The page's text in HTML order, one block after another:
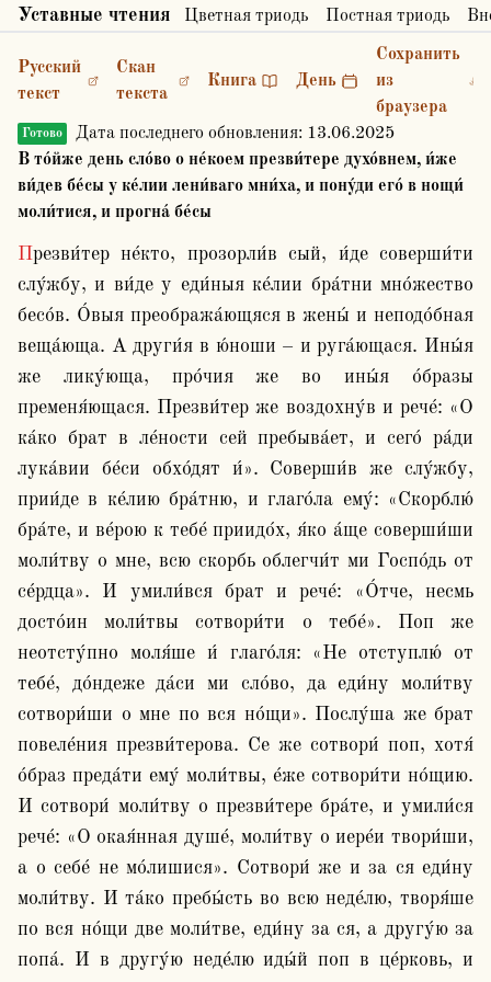
Уставные чтения Цветная триодь Постная триодь
Русский
текст
Скан
текста
Книга День
Сохранить
из
браузера
Готово Дата последнего обновления: 13.06.2025
В то́йже день сло́во о не́коем презви́тере духо́внем, и́же
ви́дев бе́сы у ке́лии лени́ваго мни́ха, и пону́ди его́ в нощи́
моли́тися, и прогна́ бе́сы
Презви́тер не́кто, прозорли́в сый, и́де соверши́ти
слу́жбу, и ви́де у еди́ныя ке́лии бра́тни мно́жество
бесо́в. О́выя преобража́ющяся в жены́ и неподо́бная
веща́юща. А други́я в ю́ноши – и руга́ющася. Ины́я
же лику́юща, про́чия же во ины́я о́бразы
пременя́ющася. Презви́тер же воздохну́в и рече́: «О
ка́ко брат в ле́ности сей пребыва́ет, и сего́ ра́ди
лука́вии бе́си обхо́дят и́». Соверши́в же слу́жбу,
прии́де в ке́лию бра́тню, и глаго́ла ему́: «Скорблю́
бра́те, и ве́рою к тебе́ приидо́х, я́ко а́ще соверши́ши
моли́тву о мне, всю скорбь облегчи́т ми Госпо́дь от
се́рдца». И умили́вся брат и рече́: «О́тче, несмь
досто́ин моли́твы сотвори́ти о тебе́». Поп же
неотсту́пно моля́ше и́ глаго́ля: «Не отступлю́ от
тебе́, до́ндеже да́си ми сло́во, да еди́ну моли́тву
сотвори́ши о мне по вся но́щи». Послу́ша же брат
повеле́ния презви́терова. Се же сотвори́ поп, хотя́
о́браз преда́ти ему́ моли́твы, е́же сотвори́ти но́щию.
И сотвори́ моли́тву о презви́тере бра́те, и умили́ся
рече́: «О окая́нная душе́, моли́тву о иере́и твори́ши,
а о себе́ не мо́лишися». Сотвори́ же и за ся еди́ну
моли́тву. И та́ко пребы́сть во всю неде́лю, творя́ше
по вся но́щи две моли́тве, еди́ну за ся, а другу́ю за
попа́. И в другу́ю неде́лю иды́й поп в це́рковь, и